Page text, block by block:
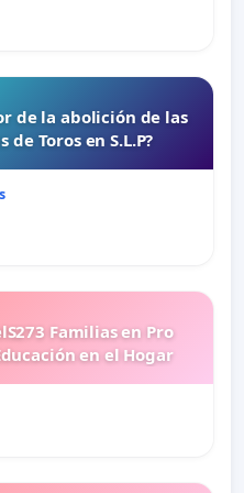
de la abolición de las
de Toros en S.L.P?
Familias en Pro
en el Hogar